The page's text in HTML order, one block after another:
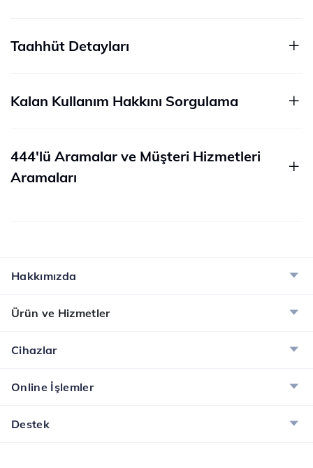
Taahhüt Detayları
Kalan Kullanım Hakkını Sorgulama
444'lü Aramalar ve Müşteri Hizmetleri
Aramaları
Hakkımızda
Ürün ve Hizmetler
Cihazlar
Online İşlemler
Destek